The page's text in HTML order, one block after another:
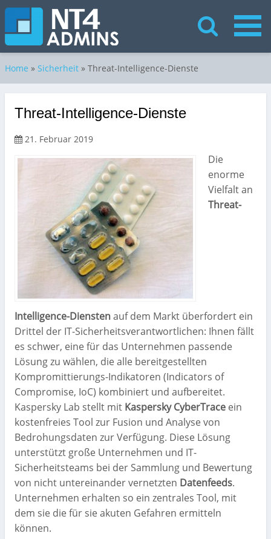
Home » Sicherheit » Threat-Intelligence-Dienste
Threat-Intelligence-Dienste
21. Februar 2019
Die
enorme
Vielfalt an
Threat-
Intelligence-Dienstenauf dem Markt überfordert ein
Drittel der IT-Sicherheitsverantwortlichen: Ihnen fällt
es schwer, eine für das Unternehmen passende
Lösung zu wählen, die alle bereitgestellten
Kompromittierungs-Indikatoren (Indicators of
Compromise, IoC) kombiniert und aufbereitet.
Kaspersky Lab stellt mit Kaspersky CyberTrace ein
kostenfreies Tool zur Fusion und Analyse von
Bedrohungsdaten zur Verfügung. Diese Lösung
unterstützt große Unternehmen und IT-
Sicherheitsteams bei der Sammlung und Bewertung
von nicht untereinander vernetzten Datenfeeds.
Unternehmen erhalten so ein zentrales Tool, mit
dem sie die für sie akuten Gefahren ermitteln
können.